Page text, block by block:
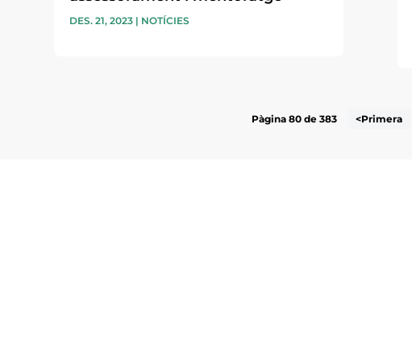
DES. 21, 2023 | NOTÍCIES
Pàgina 80 de 383 <Primera